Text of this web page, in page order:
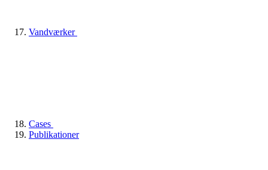
Vandværker
Cases
Publikationer